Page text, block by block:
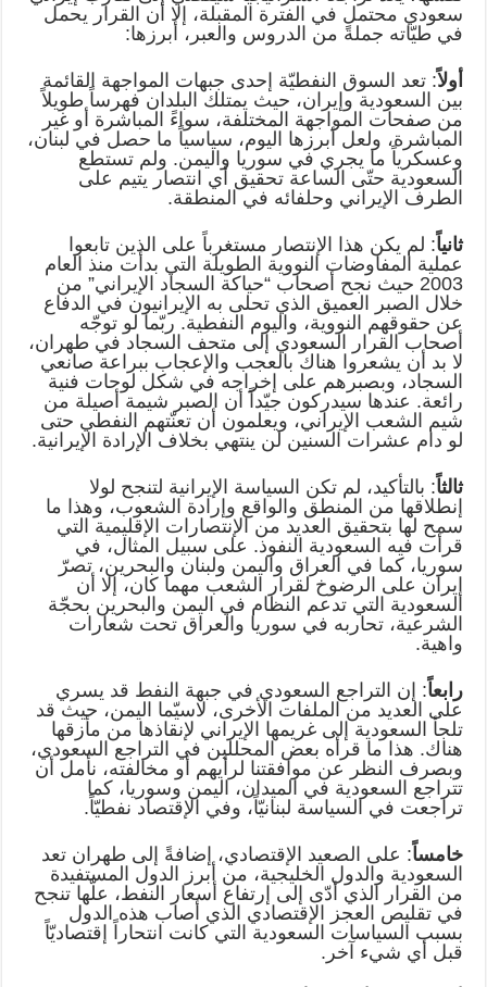
سعودي محتمل في الفترة المقبلة، إلا أن القرار يحمل
في طيّاته جملةً من الدروس والعبر، أبرزها:
أولاً: تعد السوق النفطيّة إحدى جبهات المواجهة القائمة
بين السعودية وإيران، حيث يمتلك البلدان فهرساً طويلاً
من صفحات المواجهة المختلفة، سواءً المباشرة أو غير
المباشرة، ولعل أبرزها اليوم، سياسياً ما حصل في لبنان،
وعسكرياً ما يجري في سوريا واليمن. ولم تستطع
السعودية حتّى الساعة تحقيق أي انتصار يتيم على
الطرف الإيراني وحلفائه في المنطقة.
ثانياً: لم يكن هذا الإنتصار مستغرباً على الذين تابعوا
عملية المفاوضات النووية الطويلة التي بدأت منذ العام
2003 حيث نجح أصحاب “حياكة السجاد الإيراني” من
خلال الصبر العميق الذي تحلى به الإيرانيون في الدفاع
عن حقوقهم النووية، واليوم النفطية. ربّما لو توجّه
أصحاب القرار السعودي إلى متحف السجاد في طهران،
لا بد أن يشعروا هناك بالعجب والإعجاب ببراعة صانعي
السجاد، وبصبرهم على إخراجه في شكل لوحات فنية
رائعة. عندها سيدركون جيّداً أن الصبر شيمة أصيلة من
شيم الشعب الإيراني، ويعلمون أن تعنّتهم النفطي حتى
لو دام عشرات السنين لن ينتهي بخلاف الإرادة الإيرانية.
ثالثاً: بالتأكيد، لم تكن السياسة الإيرانية لتنجح لولا
إنطلاقها من المنطق والواقع وإرادة الشعوب، وهذا ما
سمح لها بتحقيق العديد من الإنتصارات الإقليمية التي
قرأت فيه السعودية النفوذ. على سبيل المثال، في
سوريا، كما في العراق واليمن ولبنان والبحرين، تصرّ
إيران على الرضوخ لقرار الشعب مهما كان، إلا أن
السعودية التي تدعم النظام في اليمن والبحرين بحجّة
الشرعية، تحاربه في سوريا والعراق تحت شعارات
واهية.
رابعاً: إن التراجع السعودي في جبهة النفط قد يسري
على العديد من الملفات الأخرى، لاسيّما اليمن، حيث قد
تلجأ السعودية إلى غريمها الإيراني لإنقاذها من مأزقها
هناك. هذا ما قرأه بعض المحللين في التراجع السعودي،
وبصرف النظر عن موافقتنا لرأيهم أو مخالفته، نأمل أن
تتراجع السعودية في الميدان، اليمن وسوريا، كما
تراجعت في السياسة لبنانيّاً، وفي الإقتصاد نفطيّاً.
خامساً: على الصعيد الإقتصادي، إضافةً إلى طهران تعد
السعودية والدول الخليجية، من أبرز الدول المستفيدة
من القرار الذي أدّى إلى إرتفاع أسعار النفط، علّها تنجح
في تقليص العجز الإقتصادي الذي أصاب هذه الدول
بسبب السياسات السعودية التي كانت انتحاراً إقتصاديّاً
قبل أي شيء آخر.